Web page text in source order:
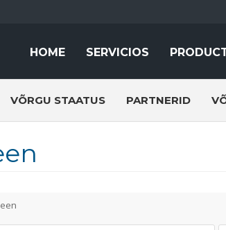
HOME SERVICIOS
VÕRGU STAATUS PARTNERID